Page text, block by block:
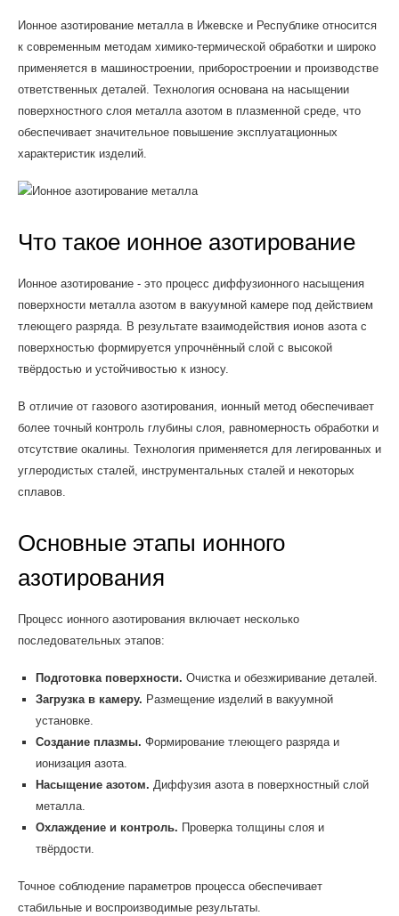
Ионное азотирование металла в Ижевске и Республике относится
к современным методам химико-термической обработки и широко
применяется в машиностроении, приборостроении и производстве
ответственных деталей. Технология основана на насыщении
поверхностного слоя металла азотом в плазменной среде, что
обеспечивает значительное повышение эксплуатационных
характеристик изделий.
Что такое ионное азотирование
Ионное азотирование - это процесс диффузионного насыщения
поверхности металла азотом в вакуумной камере под действием
тлеющего разряда. В результате взаимодействия ионов азота с
поверхностью формируется упрочнённый слой с высокой
твёрдостью и устойчивостью к износу.
В отличие от газового азотирования, ионный метод обеспечивает
более точный контроль глубины слоя, равномерность обработки и
отсутствие окалины. Технология применяется для легированных и
углеродистых сталей, инструментальных сталей и некоторых
сплавов.
Основные этапы ионного
азотирования
Процесс ионного азотирования включает несколько
последовательных этапов:
Подготовка поверхности. Очистка и обезжиривание деталей.
Загрузка в камеру. Размещение изделий в вакуумной
установке.
Создание плазмы. Формирование тлеющего разряда и
ионизация азота.
Насыщение азотом. Диффузия азота в поверхностный слой
металла.
Охлаждение и контроль. Проверка толщины слоя и
твёрдости.
Точное соблюдение параметров процесса обеспечивает
стабильные и воспроизводимые результаты.